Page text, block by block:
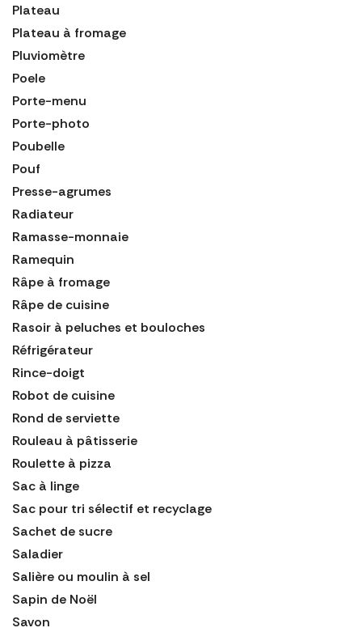
Plateau
Plateau à fromage
Pluviomètre
Poele
Porte-menu
Porte-photo
Poubelle
Pouf
Presse-agrumes
Radiateur
Ramasse-monnaie
Ramequin
Râpe à fromage
Râpe de cuisine
Rasoir à peluches et bouloches
Réfrigérateur
Rince-doigt
Robot de cuisine
Rond de serviette
Rouleau à pâtisserie
Roulette à pizza
Sac à linge
Sac pour tri sélectif et recyclage
Sachet de sucre
Saladier
Salière ou moulin à sel
Sapin de Noël
Savon